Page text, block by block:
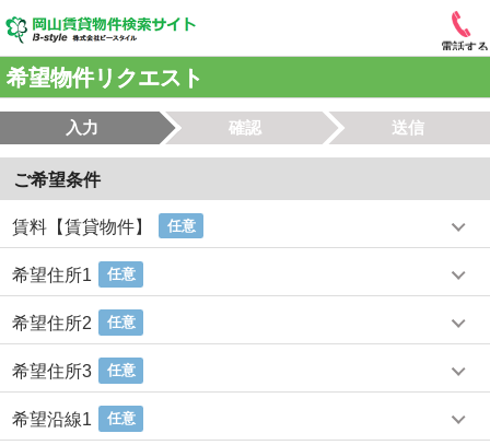
電話する
希望物件リクエスト
入力 確認 送信
ご希望条件
賃料【賃貸物件】 任意
希望住所1 任意
希望住所2 任意
希望住所3 任意
希望沿線1 任意